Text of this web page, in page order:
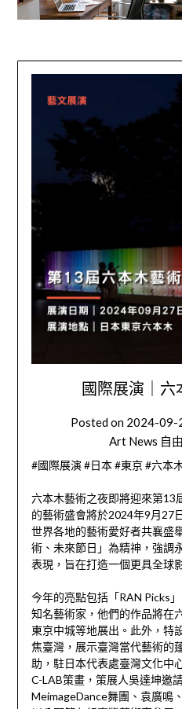
國際展演｜六
Posted on 2024-09-
Art News 自
#國際展演 #日本 #東京 #六本
六本木藝術之夜即將迎來第13
的藝術盛會將於2024年9月27
世界各地的藝術愛好者共襄盛
術、未來節日」為精神，強調
表現，旨在打造一個更具全球
今年的亮點包括「RAN Picks
知名藝術家，他們的作品將在
東京中城等地展出。此外，特
焦臺灣，展示臺灣當代藝術的
助，駐日本代表處臺灣文化中
C-LAB策畫，策展人吳達坤邀
MeimageDance舞團、袁廣鳴